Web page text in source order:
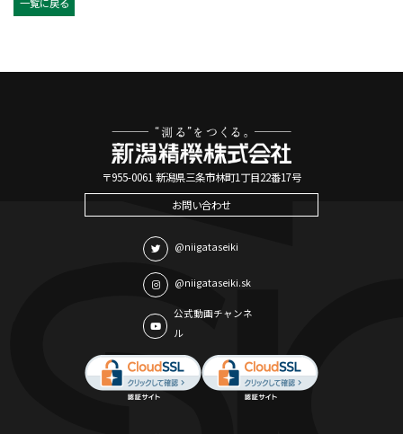
〒955-0061 新潟県三条市林町1丁目22番17号
お問い合わせ
@niigataseiki
@niigataseiki.sk
公式動画チャンネ
ル